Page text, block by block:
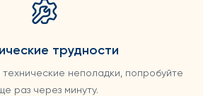
трудности
технические неполадки, попробуйте
раз через минуту.